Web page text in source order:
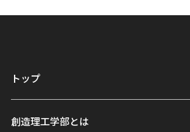
トップ
創造理工学部とは